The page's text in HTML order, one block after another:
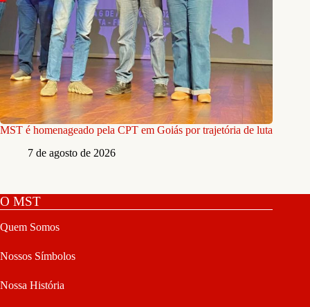
MST é homenageado pela CPT em Goiás por trajetória de luta
7 de agosto de 2026
O MST
Quem Somos
Nossos Símbolos
Nossa História